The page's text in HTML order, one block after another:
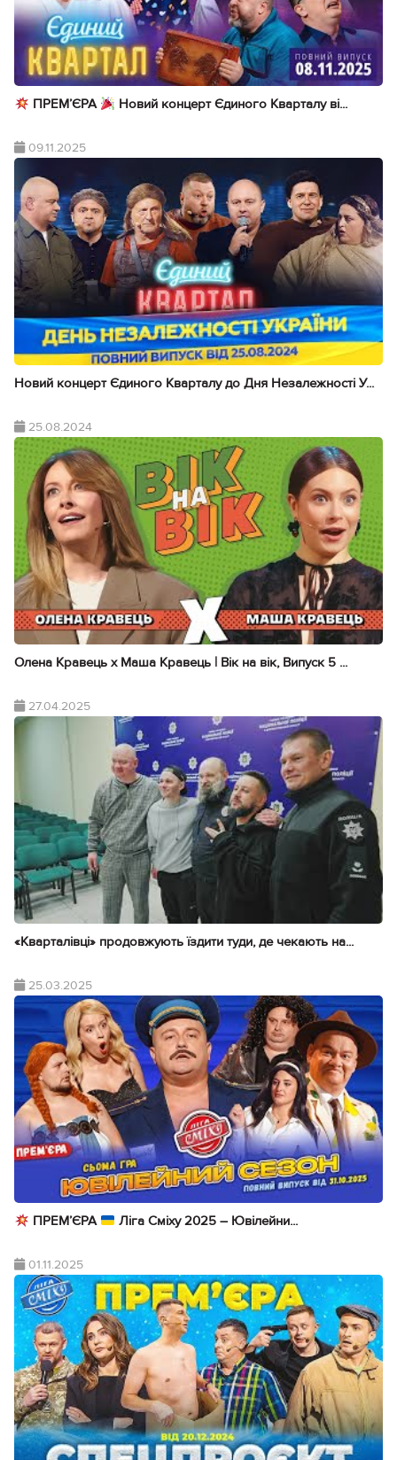
ПРЕМ’ЄРА Новий концерт Єдиного Кварталу ві...
09.11.2025
Новий концерт Єдиного Кварталу до Дня Незалежності У...
25.08.2024
Олена Кравець х Маша Кравець | Вік на вік, Випуск 5 ...
27.04.2025
«Кварталівці» продовжують їздити туди, де чекають на...
25.03.2025
ПРЕМ’ЄРА Ліга Сміху 2025 – Ювілейни...
01.11.2025